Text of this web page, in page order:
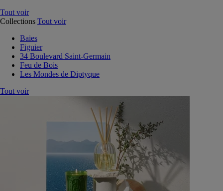
Tout voir
Collections Tout voir
Baies
Figuier
34 Boulevard Saint-Germain
Feu de Bois
Les Mondes de Diptyque
Tout voir